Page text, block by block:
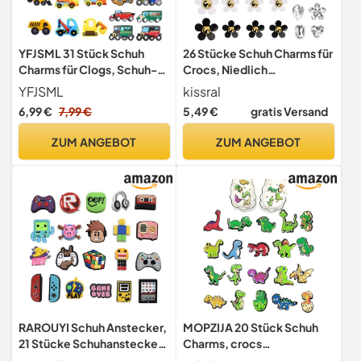
YFJSML 31 Stück Schuh
Charms für Clogs, Schuh-
Dekoration, Bagger DIY
Schuhanhänger, Shoe
Charm für Kinder,
Armband-Charms Pins für
YFJSML
6,99 € 7,99 €
ZUM ANGEBOT
26 Stücke Schuh Charms für
Crocs, Niedlich
Schuhanhänger, Clog
Dekoration PVC
Schuhanstecker Zubehör
Favors
kissral
5,49 € gratis Versand
ZUM ANGEBOT
RAROUYI Schuh Anstecker,
21 Stücke Schuhanstecker
MOPZIJA 20 Stück Schuh
Charms, crocs